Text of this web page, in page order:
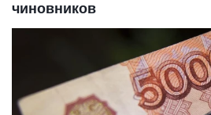
чиновников